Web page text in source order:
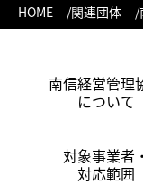
HOME 関連団体
南信経営管理
について
対象事業者・
対応範囲